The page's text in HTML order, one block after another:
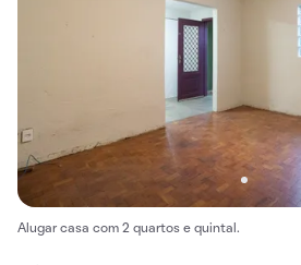
Alugar casa com 2 quartos e quintal.